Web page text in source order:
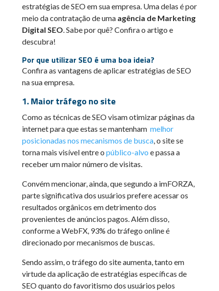
estratégias de SEO em sua empresa. Uma delas é por
meio da contratação de uma agência de Marketing
Digital SEO. Sabe por quê? Confira o artigo e
descubra!
Por que utilizar SEO é uma boa ideia?
Confira as vantagens de aplicar estratégias de SEO
na sua empresa.
1. Maior tráfego no site
Como as técnicas de SEO visam otimizar páginas da
internet para que estas se mantenham melhor
posicionadas nos mecanismos de busca, o site se
torna mais visível entre o público-alvo e passa a
receber um maior número de visitas.
Convém mencionar, ainda, que segundo a imFORZA,
parte significativa dos usuários prefere acessar os
resultados orgânicos em detrimento dos
provenientes de anúncios pagos. Além disso,
conforme a WebFX, 93% do tráfego online é
direcionado por mecanismos de buscas.
Sendo assim, o tráfego do site aumenta, tanto em
virtude da aplicação de estratégias específicas de
SEO quanto do favoritismo dos usuários pelos